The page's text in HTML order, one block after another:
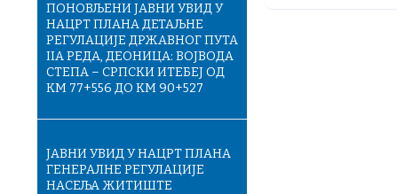
ПОНОВЉЕНИ ЈАВНИ УВИД У
НАЦРТ ПЛАНА ДЕТАЉНЕ
РЕГУЛАЦИЈЕ ДРЖАВНОГ ПУТА
IIА РЕДА, ДЕОНИЦА: ВОЈВОДА
СТЕПА – СРПСКИ ИТЕБЕЈ ОД
KM 77+556 ДО KM 90+527
ЈАВНИ УВИД У НАЦРТ ПЛАНА
ГЕНЕРАЛНЕ РЕГУЛАЦИЈЕ
НАСЕЉА ЖИТИШТЕ